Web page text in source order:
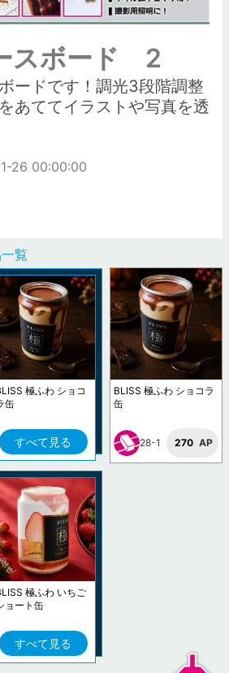
スボード 2
ードです！調光3段階調整
あててイラストや写真を透
26 00:00:00
覧
極ふわ ショコ
缶
すべて見る
BLISS 極ふわ ショコラ
缶
28-1 270 AP
極ふわ いちご
ョート缶
すべて見る